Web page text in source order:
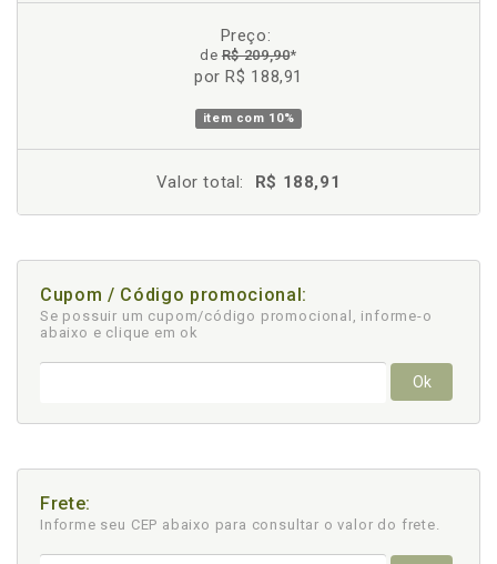
Preço:
deR$ 209,90*
por R$ 188,91
item com 10%
Valor total: R$ 188,91
Cupom / Código promocional:
Se possuir um cupom/código promocional, informe-o
abaixo e clique em ok
Ok
Frete:
Informe seu CEP abaixo para consultar o valor do frete.